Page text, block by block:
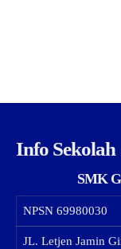
Info Sekolah
SMK
NPSN 69980030
JL. Letjen Jamin